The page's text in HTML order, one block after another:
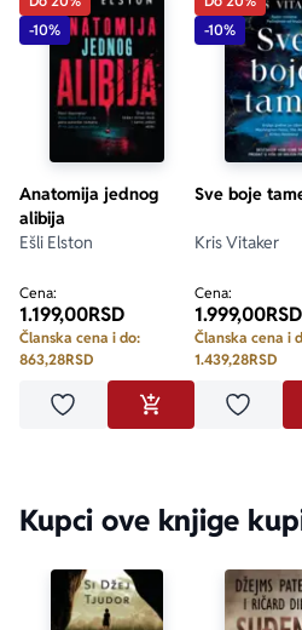
-10%
Anatomija jednog
alibija
Ešli Elston
Cena:
1.199,00RSD
Članska cena i do:
863,28RSD
Dodaj u omiljeneDODAJ U KORPU
-10%
Sve boje
Kris Vitaker
Cena:
1.999,00RSD
Članska cena i
1.439,28RSD
Dodaj
Kupci ove knjige